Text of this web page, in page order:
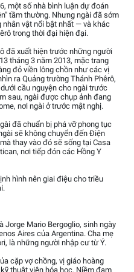
một số nhà bình luận dự đoán
tầm thường. Nhưng ngài đã sớm
vật nổi bật nhất — và khác
trong thời đại hiện đại.
đã xuất hiện trước những người
tháng 3 năm 2013, mặc trang
đỏ viền lông chồn như các vị
ra Quảng trường Thánh Phêrô,
cầu nguyện cho ngài trước
sau, ngài được chụp ảnh đang
nơi ngài ở trước mật nghị.
đã chuẩn bị phá vỡ phong tục
sẽ không chuyển đến Điện
thay vào đó sẽ sống tại Casa
nơi tiếp đón các Hồng Y
hình nên giai điệu cho triều
Jorge Mario Bergoglio, sinh ngày
Aires của Argentina. Cha mẹ
là những người nhập cư từ Ý.
cặp vợ chồng, vị giáo hoàng
thuật viên hóa học. Niềm đam